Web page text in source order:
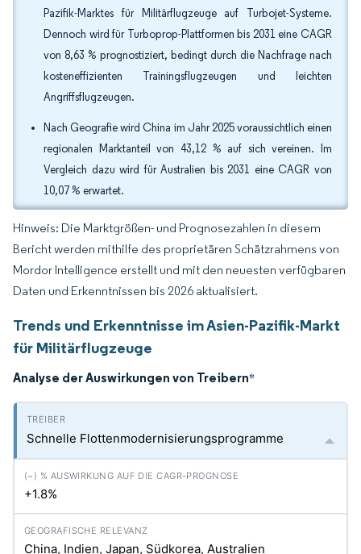
Pazifik-Marktes für Militärflugzeuge auf Turbojet-Systeme.
Dennoch wird für Turboprop-Plattformen bis 2031 eine CAGR
von 8,63 % prognostiziert, bedingt durch die Nachfrage nach
kosteneffizienten Trainingsflugzeugen und leichten
Angriffsflugzeugen.
Nach Geografie wird China im Jahr 2025 voraussichtlich einen
regionalen Marktanteil von 43,12 % auf sich vereinen. Im
Vergleich dazu wird für Australien bis 2031 eine CAGR von
10,07 % erwartet.
Hinweis: Die Marktgrößen- und Prognosezahlen in diesem
Bericht werden mithilfe des proprietären Schätzrahmens von
Mordor Intelligence erstellt und mit den neuesten verfügbaren
Daten und Erkenntnissen bis 2026 aktualisiert.
Trends und Erkenntnisse im Asien-Pazifik-Markt
für Militärflugzeuge
Analyse der Auswirkungen von Treibern*
Schnelle Flottenmodernisierungsprogramme
+1.8%
China, Indien, Japan, Südkorea, Australien